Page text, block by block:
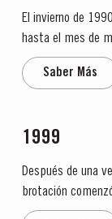
El invierno de
hasta el mes de
verano fue
Saber Más
1999
Después de una
brotación comenzó dos
resultó bueno para